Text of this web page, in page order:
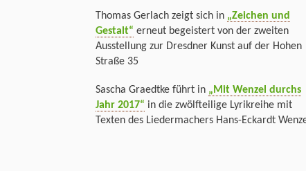
Thomas Gerlach zeigt sich in „Zeichen und
Gestalt“ erneut begeistert von der zweiten
Ausstellung zur Dresdner Kunst auf der Hohen
Straße 35
Sascha Graedtke führt in „Mit Wenzel durchs
Jahr 2017“ in die zwölfteilige Lyrikreihe mit
Texten des Liedermachers Hans-Eckardt